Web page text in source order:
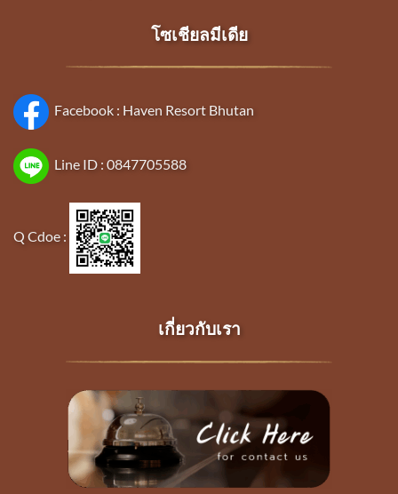
โซเชียลมีเดีย
Facebook : Haven Resort Bhutan
Line ID : 0847705588
Q Cdoe :
เกี่ยวกับเรา